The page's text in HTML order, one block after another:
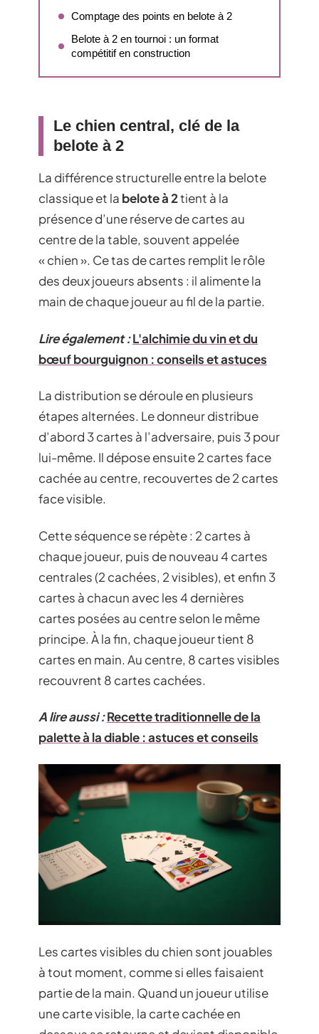
Comptage des points en belote à 2
Belote à 2 en tournoi : un format
compétitif en construction
Le chien central, clé de la
belote à 2
La différence structurelle entre la belote
classique et la belote à 2tient à la
présence d’une réserve de cartes au
centre de la table, souvent appelée
« chien ». Ce tas de cartes remplit le rôle
des deux joueurs absents : il alimente la
main de chaque joueur au fil de la partie.
Lire également :L'alchimie du vin et du
bœuf bourguignon : conseils et astuces
La distribution se déroule en plusieurs
étapes alternées. Le donneur distribue
d’abord 3 cartes à l’adversaire, puis 3 pour
lui-même. Il dépose ensuite 2 cartes face
cachée au centre, recouvertes de 2 cartes
face visible.
Cette séquence se répète : 2 cartes à
chaque joueur, puis de nouveau 4 cartes
centrales (2 cachées, 2 visibles), et enfin 3
cartes à chacun avec les 4 dernières
cartes posées au centre selon le même
principe. À la fin, chaque joueur tient 8
cartes en main. Au centre, 8 cartes visibles
recouvrent 8 cartes cachées.
A lire aussi :Recette traditionnelle de la
palette à la diable : astuces et conseils
Les cartes visibles du chien sont jouables
à tout moment, comme si elles faisaient
partie de la main. Quand un joueur utilise
une carte visible, la carte cachée en